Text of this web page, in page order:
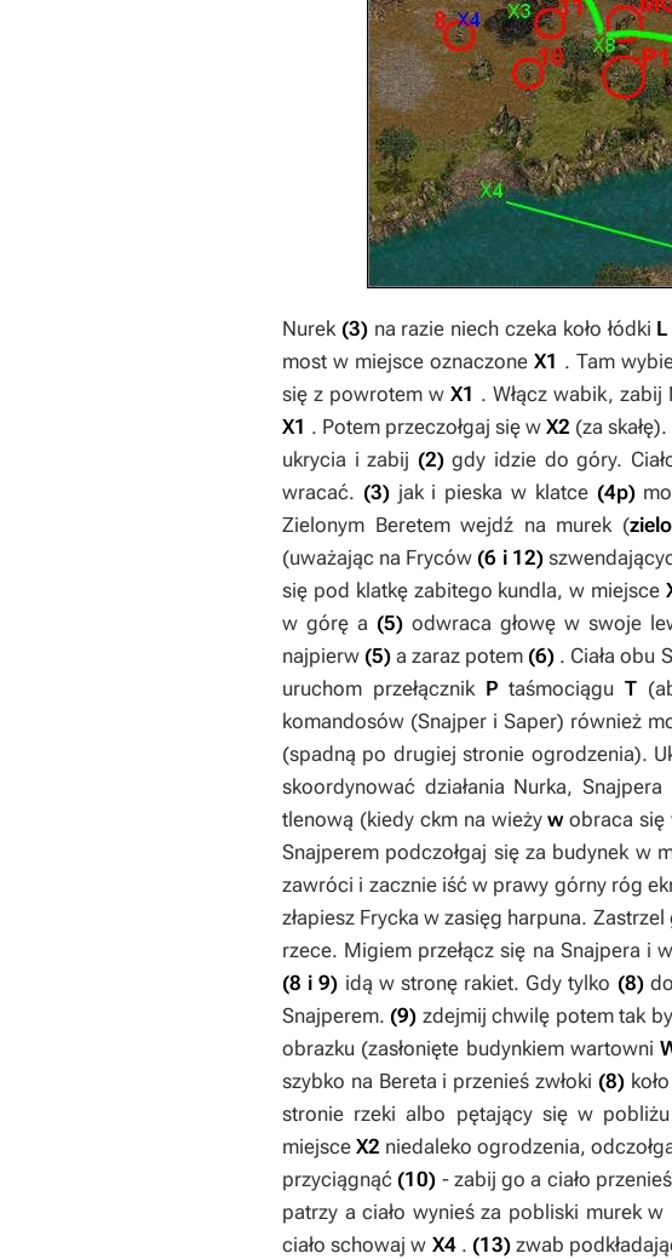
Nurek (3) na razie niech czeka koło łódki L
most w miejsce oznaczone X1 . Tam
się z powrotem w X1 . Włącz wabik, zabij
X1 . Potem przeczołgaj się wX2 (za
ukrycia i zabij (2) gdy idzie do góry.
wracać. (3) jak i pieska w klatce (4p)
Zielonym Beretemwejdź na murek (
(uważając na Fryców (6 i 12)
się pod klatkę zabitego kundla, w miejsce
w górę a (5) odwraca głowę w swoje
najpierw (5) a zaraz potem (6) . Ciała obu
uruchom przełącznik P taśmociągu T
komandosów (Snajper i Saper) również
(spadną po drugiej stronie ogrodzenia).
skoordynować działania Nurka,
tlenową (kiedy ckm na wieżyw obraca się
Snajperem podczołgaj się za budynek w
zawróci i zacznie iść w prawy górny róg
złapiesz Frycka w zasięg harpuna.
rzece. Migiem przełącz się na Snajpera i
(8 i 9) idą w stronę rakiet. Gdy tylko (8)
Snajperem. (9) zdejmij chwilę potem tak
obrazku (zasłonięte budynkiem wartowni
szybko na Bereta i przenieś zwłoki (8) koło
stronie rzeki albo pętający się w
miejsceX2 niedaleko ogrodzenia,
przyciągnąć (10) - zabij go a ciało
patrzy a ciało wynieś za pobliski murek
ciało schowaj w X4 . (13) zwab